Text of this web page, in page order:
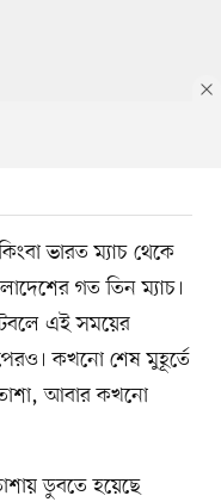
ভারত ম্যাচ থেকে
গত তিন ম্যাচ।
এই সময়ের
কখনো শেষ মুহূর্তে
আবার কখনো
ডুবতে হয়েছে